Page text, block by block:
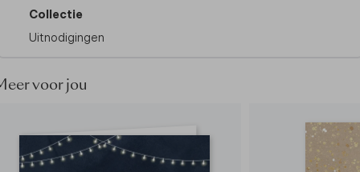
het zijn dat het kader íetsje smaller of breder uitvalt.
willen het wel graag vermelden.
gedrukt.
Collectie
Uitnodigingen
voor jou